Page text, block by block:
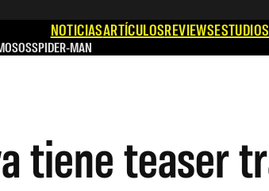
NOTICIASARTÍCULOSREVIEWSESTUDIOS
SPIDER-MAN
tiene teaser